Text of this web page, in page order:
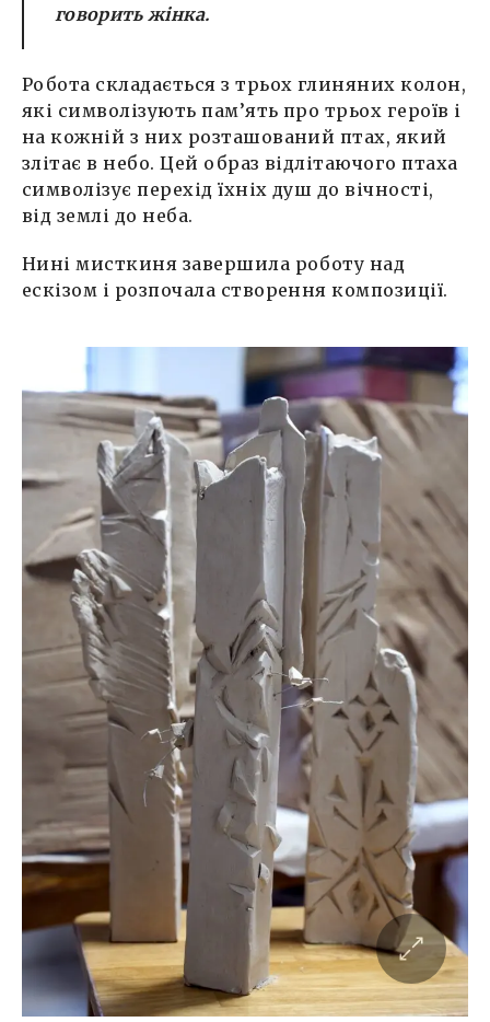
говорить жінка.
Робота складається з трьох глиняних колон,
які символізують пам’ять про трьох героїв і
на кожній з них розташований птах, який
злітає в небо. Цей образ відлітаючого птаха
символізує перехід їхніх душ до вічності,
від землі до неба.
Нині мисткиня завершила роботу над
ескізом і розпочала створення композиції.